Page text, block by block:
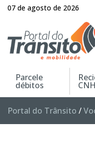
07 de agosto de 2026
Parcele
débitos CNH
Portal do Trânsito /